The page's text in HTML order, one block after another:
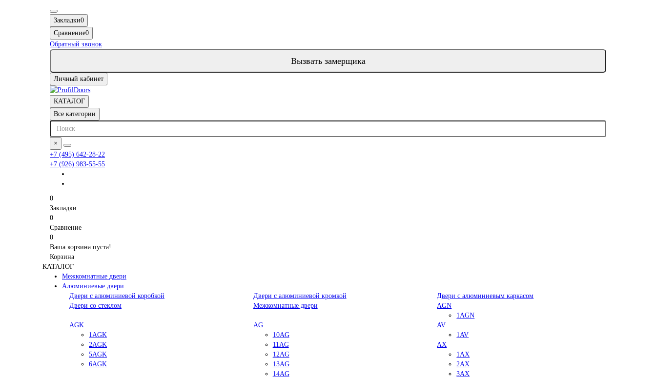
Закладки0
Сравнение0
Обратный звонок
Вызвать замерщика
Личный кабинет
КАТАЛОГ
Все категории
×
+7 (495) 642-28-22
+7 (926) 983-55-55
0
Закладки
0
Сравнение
0
Ваша корзина пуста!
Корзина
КАТАЛОГ
Межкомнатные двери
Алюминиевые двери
Двери с алюминиевой коробкой
Двери с алюминиевой кромкой
Двери с алюминиевым каркасом
Двери со стеклом
Межкомнатные двери
AGN
1AGN
AGK
1AGK
2AGK
5AGK
6AGK
AG
10AG
11AG
12AG
13AG
14AG
AV
1AV
AX
1AX
2AX
3AX